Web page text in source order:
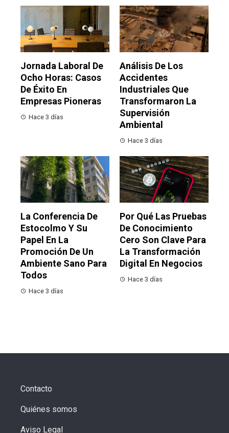
Jornada Laboral De
Ocho Horas: Casos
De Éxito En
Empresas Pioneras
Hace 3 días
Análisis De Los
Accidentes
Industriales Que
Transformaron La
Supervisión
Ambiental
Hace 3 días
La Conferencia De
Estocolmo Y Su
Papel En La
Promoción De Un
Ambiente Sano Para
Todos
Hace 3 días
Por Qué Las Pruebas
De Conocimiento
Cero Son Clave Para
La Transformación
Digital En Negocios
Hace 3 días
Contacto
Quiénes somos
Aviso Legal